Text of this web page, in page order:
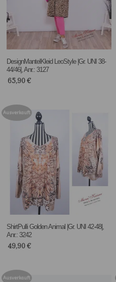
DesignMantelKleid LeoStyle |Gr. UNI 38-
44/46|, Anr.: 3127
65,90€
Ausverkauft
ShirtPulli Golden Animal |Gr. UNI 42-48|,
Anr.: 3242
49,90€
Ausverkauft